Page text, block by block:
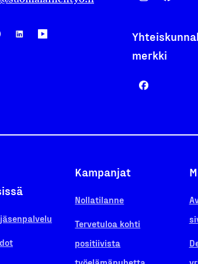
merkki
Kampanjat
Nollatilanne
Tervetuloa kohti
positiivista